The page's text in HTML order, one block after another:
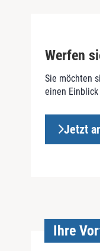
Werfen
Sie möchten
einen
Jetzt
Ihre